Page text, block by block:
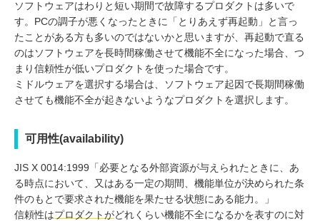
ソフトウェアはわりと短い期間で故障するプロダクトは多いで
す。PCの調子が悪くなったときに「とりあえず再起動」と言っ
たことがある方も多いのではないかと思いますが、再起動で直る
のはソフトウェアを長時間稼働させて機能不全になった場合、つ
まり信頼性が低いプロダクトを使った場合です。
ミドルウェアを選択する場合は、ソフトウェア起因で長期間稼働
させても機能不全が起きないようなプロダクトを選択します。
可用性(availability)
JIS X 0014:1999「必要となる外部資源が与えられたときに、あ
る時点において、又はある一定の期間、機能単位が決められた条
件のもとで要求された機能を果たせる状態にある能力。」
信頼性はプロダクトがどれくらい機能不全になるかを表すのに対